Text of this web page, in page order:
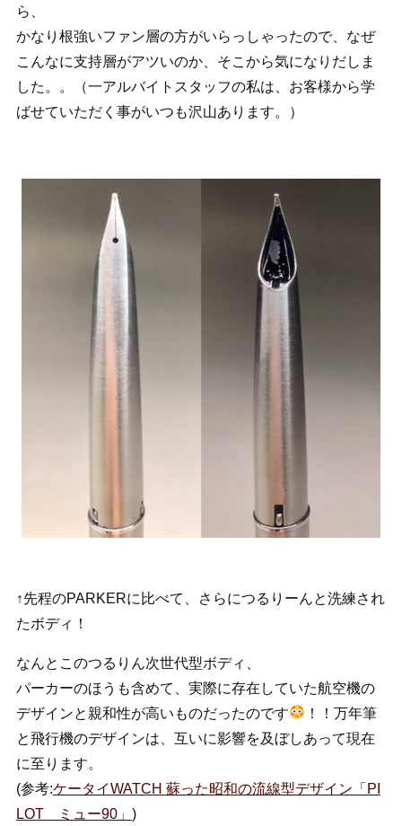
ら、
かなり根強いファン層の方がいらっしゃったので、なぜ
こんなに支持層がアツいのか、そこから気になりだしま
した。。（一アルバイトスタッフの私は、お客様から学
ばせていただく事がいつも沢山あります。）
↑先程のPARKERに比べて、さらにつるりーんと洗練され
たボディ！
なんとこのつるりん次世代型ボディ、
パーカーのほうも含めて、実際に存在していた航空機の
デザインと親和性が高いものだったのです
！！万年筆
と飛行機のデザインは、互いに影響を及ぼしあって現在
に至ります。
(参考:ケータイWATCH 蘇った昭和の流線型デザイン「PI
LOT ミュー90」 )